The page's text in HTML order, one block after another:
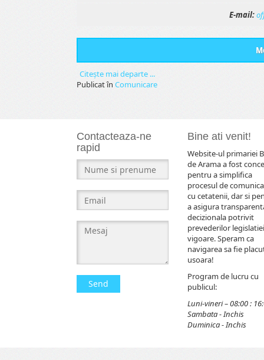
E-mail:
Citeşte mai departe ...
Publicat în Comunicare
Contacteaza-ne
rapid
Send
Bine ati venit!
Website-ul primariei
de Arama a fost
pentru a simplifica
procesul de
cu cetatenii, dar si
a asigura
decizionala potrivit
prevederilor
vigoare. Speram ca
navigarea sa fie
usoara!
Program de lucru cu
publicul:
Luni-vineri – 08:00 :
Sambata - Inchis
Duminica - Inchis